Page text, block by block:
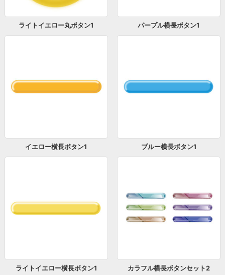
ライトイエロー丸ボタン1 パープル横長ボタン1
イエロー横長ボタン1 ブルー横長ボタン1
ライトイエロー横長ボタン1 カラフル横長ボタンセット2